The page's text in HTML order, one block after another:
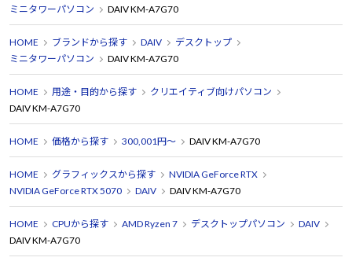
ミニタワーパソコン
DAIV KM-A7G70
HOME ブランドから探す DAIV
デスクトップ
ミニタワーパソコン
DAIV KM-A7G70
HOME 用途・目的から探す
クリエイティブ向けパソコン
DAIV KM-A7G70
HOME 価格から探す 300,001円～ DAIV KM-A7G70
HOME グラフィックスから探す
NVIDIA GeForce RTX
NVIDIA GeForce RTX 5070
DAIV DAIV KM-A7G70
HOME CPUから探す AMD Ryzen 7 デスクトップパソコン
DAIV
DAIV KM-A7G70